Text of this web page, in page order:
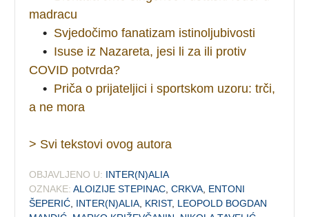
madracu
• Svjedočimo fanatizam istinoljubivosti
• Isuse iz Nazareta, jesi li za ili protiv
COVID potvrda?
• Priča o prijateljici i sportskom uzoru: trči,
a ne mora
> Svi tekstovi ovog autora
OBJAVLJENO U: INTER(N)ALIA
OZNAKE: ALOIZIJE STEPINAC ,CRKVA ENTONI
ŠEPERIĆ INTER(N)ALIA KRIST, LEOPOLD BOGDAN